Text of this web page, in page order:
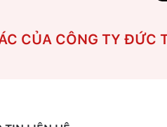
CỦA CÔNG TY ĐỨC